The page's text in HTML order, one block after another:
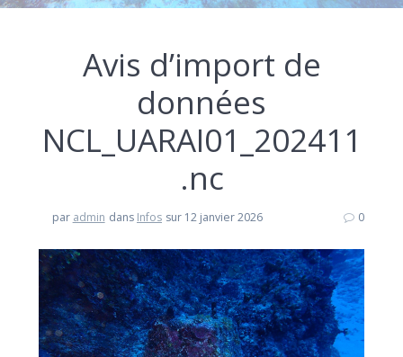
Avis d’import de
données
NCL_UARAI01_202411
.nc
par admin dans Infos sur 12 janvier 2026 0